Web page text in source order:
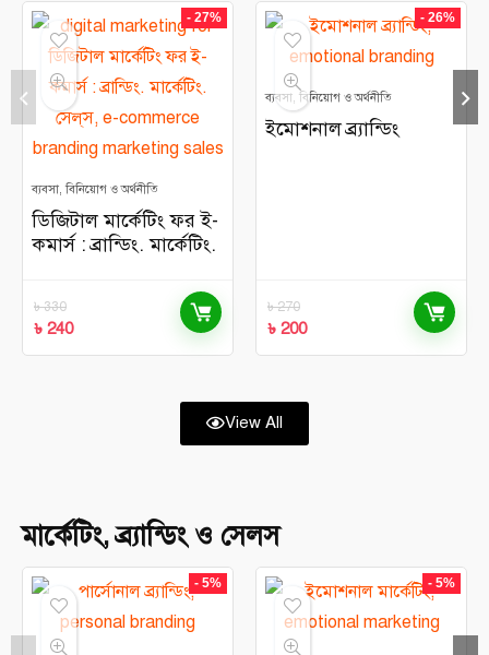
- 27%
ব্যবসা, বিনিয়োগ ও অর্থনীতি
ডিজিটাল মার্কেটিং ফর ই-
কমার্স : ব্রান্ডিং. মার্কেটিং.
৳330
৳ 240
- 26%
ব্যবসা, বিনিয়োগ ও অর্থনীতি
ইমোশনাল ব্র্যান্ডিং
৳270
৳ 200
View All
মার্কেটিং, ব্র্যান্ডিং ও সেলস
- 5% - 5%